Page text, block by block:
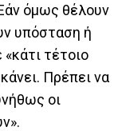
όμως θέλουν
υπόσταση ή
τέτοιο
Πρέπει να
οι